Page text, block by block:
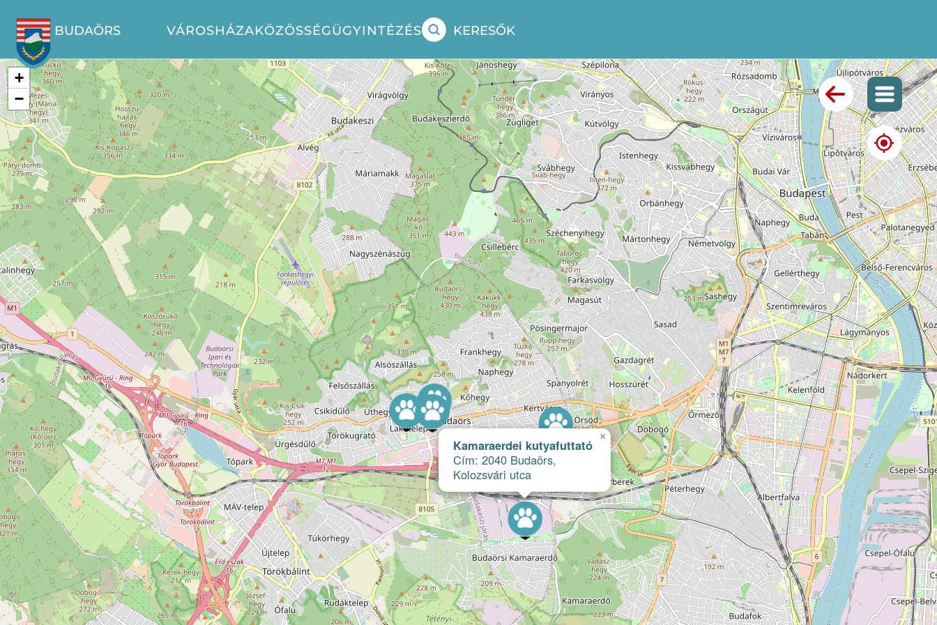
BUDAÖRS VÁROSHÁZAKÖZÖSSÉGÜGYINTÉZÉS KERESŐK
Kamaraerdei kutyafuttató
Cím: 2040 Budaörs,
Kolozsvári utca
×
+
−